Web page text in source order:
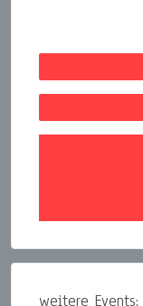
weitere Events: